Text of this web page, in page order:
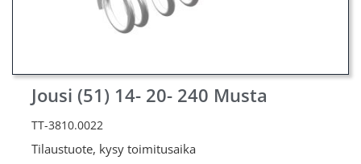
Jousi (51) 14- 20- 240 Musta
TT-3810.0022
Tilaustuote, kysy toimitusaika